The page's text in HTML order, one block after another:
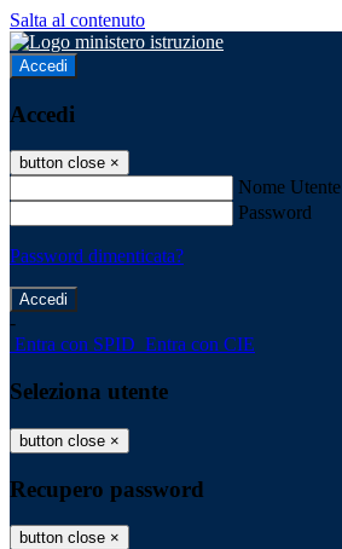
Salta al contenuto
Accedi
Accedi
button close ×
Nome Utente
Password
Password dimenticata?
-
Entra con SPID Entra con CIE
Seleziona utente
button close ×
Recupero password
button close ×